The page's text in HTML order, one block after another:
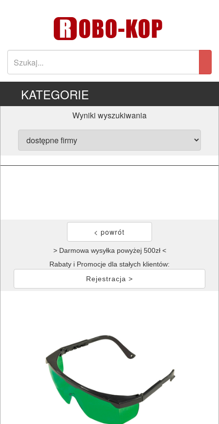
KATEGORIE
Wyniki wyszukiwania
> Darmowa wysyłka powyżej 500zł <
Rabaty i Promocje dla stałych klientów:
Rejestracja >